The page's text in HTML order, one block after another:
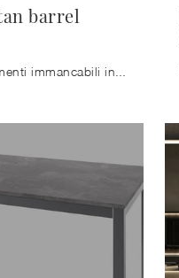
barrel